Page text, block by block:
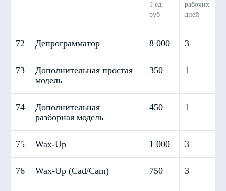
1 ед,
руб
рабочих
дней
72 Депрограмматор 8 000 3
73
Дополнительная простая
модель
350 1
74
Дополнительная
разборная модель
450 1
75 Wax-Up 1 000 3
76 Wax-Up (Cad/Cam) 750 3
8 800 101 22 20
moscow.artlab@gmail.com
115088, Россия, Москва, ул.
Контакты